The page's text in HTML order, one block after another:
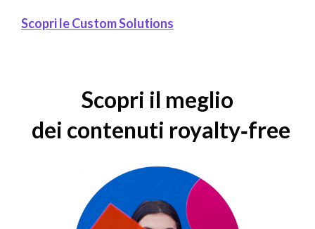
Scopri le Custom Solutions
Scopri il meglio
dei contenuti royalty‑free